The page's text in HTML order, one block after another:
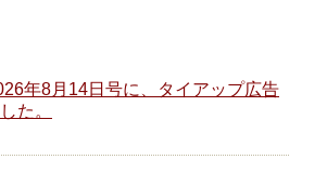
年8月14日号に、タイアップ広告
た。